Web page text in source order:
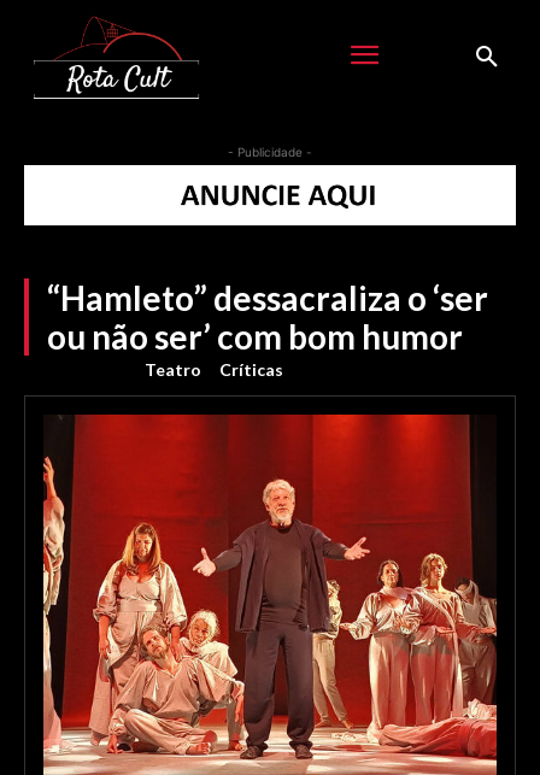
- Publicidade -
“Hamleto” dessacraliza o ‘ser
ou não ser’ com bom humor
Teatro Críticas